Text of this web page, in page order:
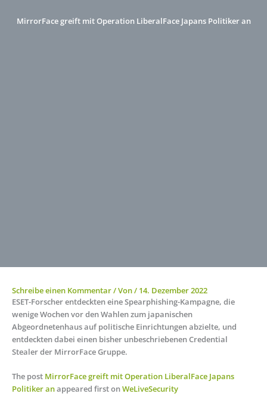
MirrorFace greift mit Operation LiberalFace Japans Politiker an
Schreibe einen Kommentar/ Von/ 14. Dezember 2022
ESET-Forscher entdeckten eine Spearphishing-Kampagne, die
wenige Wochen vor den Wahlen zum japanischen
Abgeordnetenhaus auf politische Einrichtungen abzielte, und
entdeckten dabei einen bisher unbeschriebenen Credential
Stealer der MirrorFace Gruppe.
The post MirrorFace greift mit Operation LiberalFace Japans
Politiker anappeared first onWeLiveSecurity